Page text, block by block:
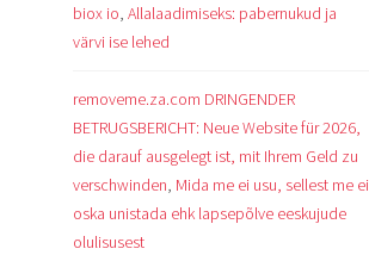
biox io, Allalaadimiseks: pabernukud ja
värvi ise lehed
removeme.za.com DRINGENDER
BETRUGSBERICHT: Neue Website für 2026,
die darauf ausgelegt ist, mit Ihrem Geld zu
verschwinden, Mida me ei usu, sellest me ei
oska unistada ehk lapsepõlve eeskujude
olulisusest